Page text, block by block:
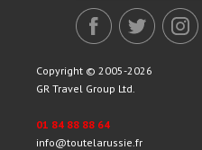
Copyright © 2005-2026
GR Travel Group Ltd.
01 84 88 88 64
info@toutelarussie.fr